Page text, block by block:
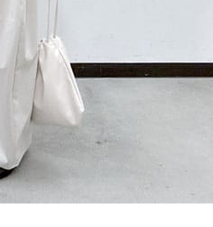
ソックス・その他雑貨